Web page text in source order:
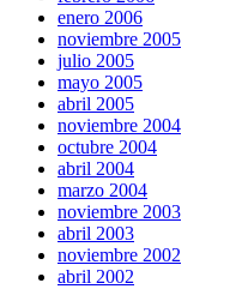
enero 2006
noviembre 2005
julio 2005
mayo 2005
abril 2005
noviembre 2004
octubre 2004
abril 2004
marzo 2004
noviembre 2003
abril 2003
noviembre 2002
abril 2002